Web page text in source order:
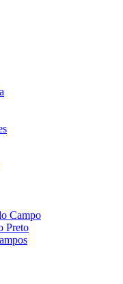
Campo
Preto